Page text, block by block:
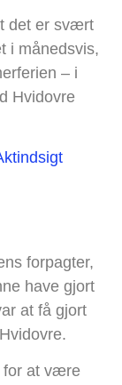
det er svært
i månedsvis,
– i
Hvidovre
forpagter,
have gjort
at få gjort
for at være